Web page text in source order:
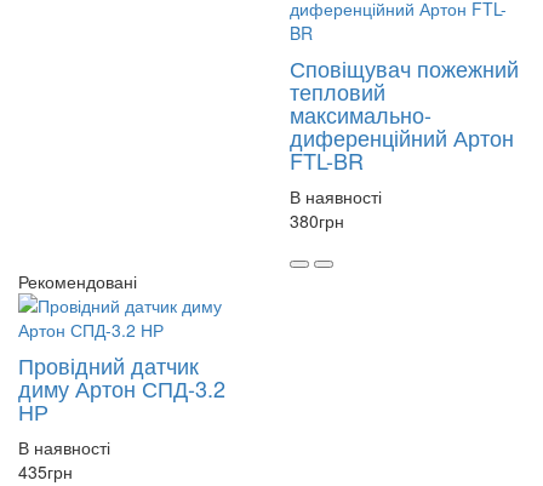
Сповіщувач пожежний
тепловий
максимально-
диференційний Артон
FTL-BR
В наявності
380грн
Рекомендовані
Провідний датчик
диму Артон СПД-3.2
НР
В наявності
435грн